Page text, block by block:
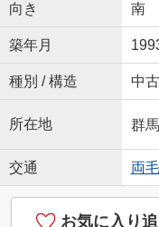
向き 南
築年月
種別 / 構造 中
所在地 群
交通 両
お気に入り